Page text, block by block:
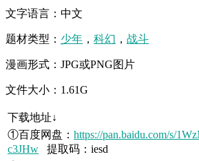
文字语言：中文
题材类型： 少年 ， 科幻 ， 战斗
漫画形式：JPG或PNG图片
文件大小：1.61G
下载地址↓
①百度网盘： https://pan.baidu.com/s/
c3JHw 提取码：iesd